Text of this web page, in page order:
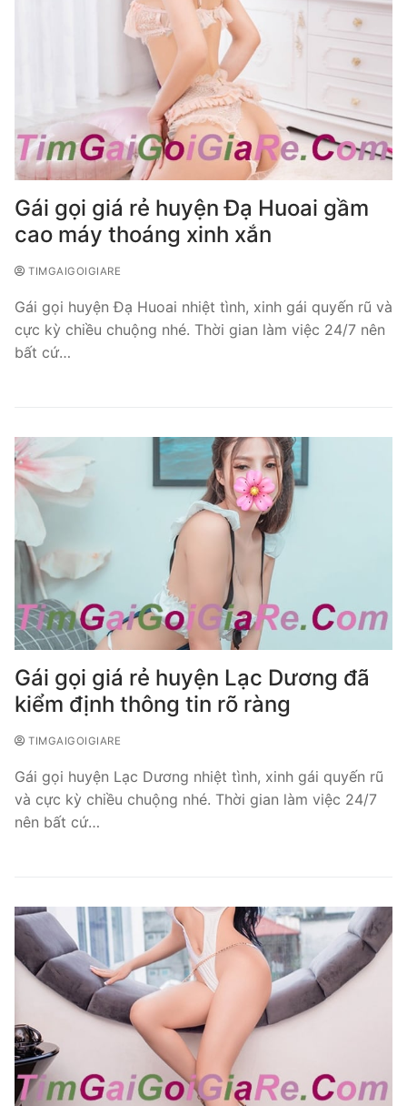
Gái gọi giá rẻ huyện Đạ Huoai gầm
cao máy thoáng xinh xắn
TIMGAIGOIGIARE
Gái gọi huyện Đạ Huoai nhiệt tình, xinh gái quyến rũ và
cực kỳ chiều chuộng nhé. Thời gian làm việc 24/7 nên
bất cứ…
Gái gọi giá rẻ huyện Lạc Dương đã
kiểm định thông tin rõ ràng
TIMGAIGOIGIARE
Gái gọi huyện Lạc Dương nhiệt tình, xinh gái quyến rũ
và cực kỳ chiều chuộng nhé. Thời gian làm việc 24/7
nên bất cứ…